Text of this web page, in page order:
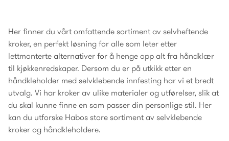
Her finner du vårt omfattende sortiment av selvheftende
kroker, en perfekt løsning for alle som leter etter
lettmonterte alternativer for å henge opp alt fra håndklær
til kjøkkenredskaper. Dersom du er på utkikk etter en
håndkleholder med selvklebende innfesting har vi et bredt
utvalg. Vi har kroker av ulike materialer og utførelser, slik at
du skal kunne finne en som passer din personlige stil. Her
kan du utforske Habos store sortiment av selvklebende
kroker og håndkleholdere.